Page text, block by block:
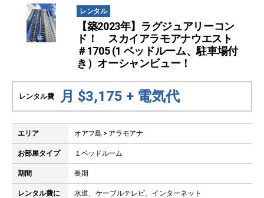
レンタル
【築2023年】ラグジュアリーコン
ド！ スカイアラモアナウエスト
＃1705 (1 ベッドルーム、駐車場付
き）オーシャンビュー！
レンタル費 月 $3,175 + 電気代
エリア オアフ島 > アラモアナ
お部屋タイプ １ベッドルーム
期間 長期
レンタル費に
水道、ケーブルテレビ、インターネット